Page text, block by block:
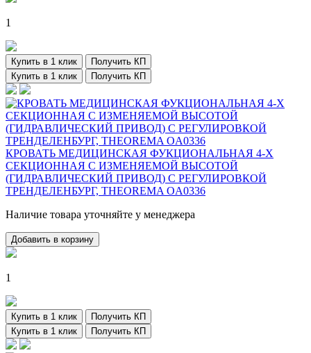
1
Купить в 1 клик
Получить КП
Купить в 1 клик
Получить КП
КРОВАТЬ МЕДИЦИНСКАЯ ФУКЦИОНАЛЬНАЯ 4-Х
СЕКЦИОННАЯ С ИЗМЕНЯЕМОЙ ВЫСОТОЙ
(ГИДРАВЛИЧЕСКИЙ ПРИВОД) С РЕГУЛИРОВКОЙ
ТРЕНДЕЛЕНБУРГ, THEOREMA OA0336
Наличие товара уточняйте у менеджера
Добавить в корзину
1
Купить в 1 клик
Получить КП
Купить в 1 клик
Получить КП